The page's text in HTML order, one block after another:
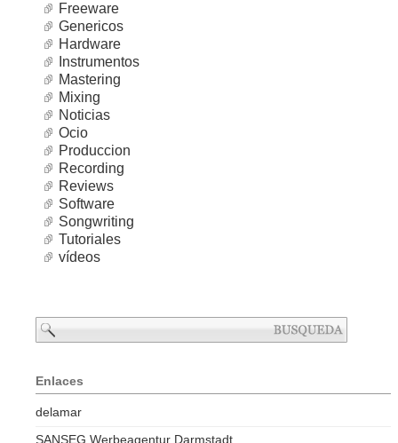
Freeware
Genericos
Hardware
Instrumentos
Mastering
Mixing
Noticias
Ocio
Produccion
Recording
Reviews
Software
Songwriting
Tutoriales
vídeos
Enlaces
delamar
SANSEG Werbeagentur Darmstadt